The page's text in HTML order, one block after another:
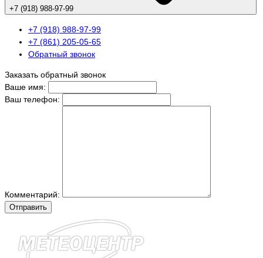
+7 (918) 988-97-99
+7 (918) 988-97-99
+7 (861) 205-05-65
Обратный звонок
Заказать обратный звонок
Ваше имя:
Ваш телефон:
Комментарий:
Отправить